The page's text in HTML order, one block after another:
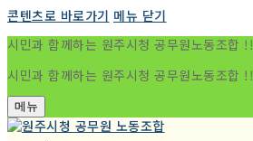
콘텐츠로 바로가기 메뉴 닫기
시민과 함께하는 원주시청 공무원노동조합 !!
시민과 함께하는 원주시청 공무원노동조합 !!
메뉴